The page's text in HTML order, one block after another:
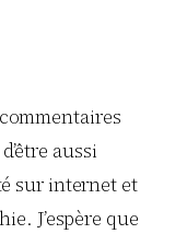
aussi
sur internet et
J’espère que